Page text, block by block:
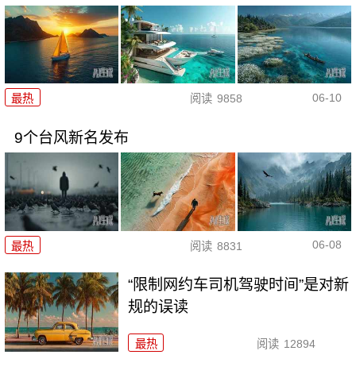
最热 阅读 9858 06-10
9个台风新名发布
最热 阅读 8831 06-08
“限制网约车司机驾驶时间”是对新
规的误读
最热 阅读 12894